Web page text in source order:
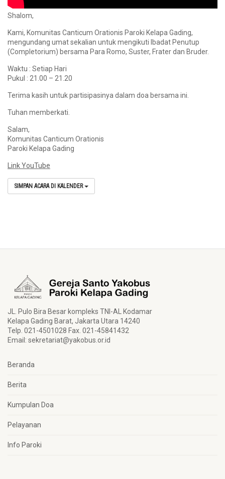
Shalom,
Kami, Komunitas Canticum Orationis Paroki Kelapa Gading,
mengundang umat sekalian untuk mengikuti Ibadat Penutup
(Completorium) bersama Para Romo, Suster, Frater dan Bruder.
Waktu : Setiap Hari
Pukul : 21.00 – 21.20
Terima kasih untuk partisipasinya dalam doa bersama ini.
Tuhan memberkati.
Salam,
Komunitas Canticum Orationis
Paroki Kelapa Gading
Link YouTube
SIMPAN ACARA DI KALENDER
JL. Pulo Bira Besar kompleks TNI-AL Kodamar
Kelapa Gading Barat, Jakarta Utara 14240
Telp. 021-4501028 Fax. 021-45841432
Email: sekretariat@yakobus.or.id
Beranda
Berita
Kumpulan Doa
Pelayanan
Info Paroki